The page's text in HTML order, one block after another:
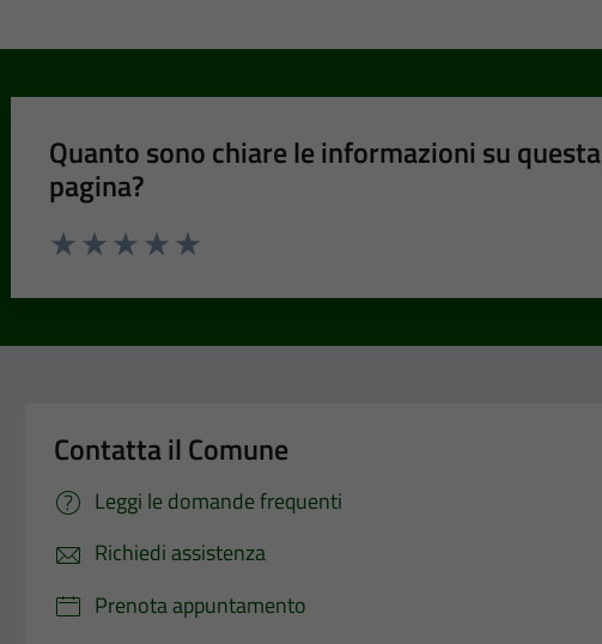
Quanto sono chiare le informazioni su questa
pagina?
Contatta il Comune
Leggi le domande frequenti
Richiedi assistenza
Prenota appuntamento